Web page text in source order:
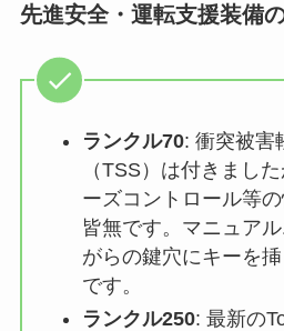
先進安全・運転支援装備
ランクル70: 衝突被害
（TSS）は付きまし
ーズコントロール等
皆無です。マニュア
がらの鍵穴にキーを
です。
ランクル250: 最新の